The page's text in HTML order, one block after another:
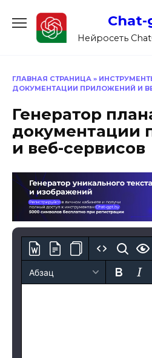
содержанию
Нейросеть
ГЛАВНАЯ СТРАНИЦА »
ДОКУМЕНТАЦИИ ПРИЛОЖЕНИЙ И
Генератор
документации
и веб-сервисов
Абзац